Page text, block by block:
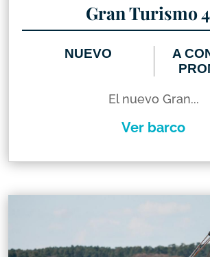
Gran Turismo
NUEVO
A
El nuevo Gran...
Ver barco